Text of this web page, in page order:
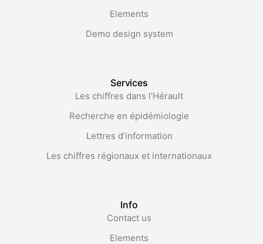
Elements
Demo design system
Services
Les chiffres dans l’Hérault​
Recherche en épidémiologie
Lettres d’information
Les chiffres régionaux et internationaux
Info
Contact us
Elements